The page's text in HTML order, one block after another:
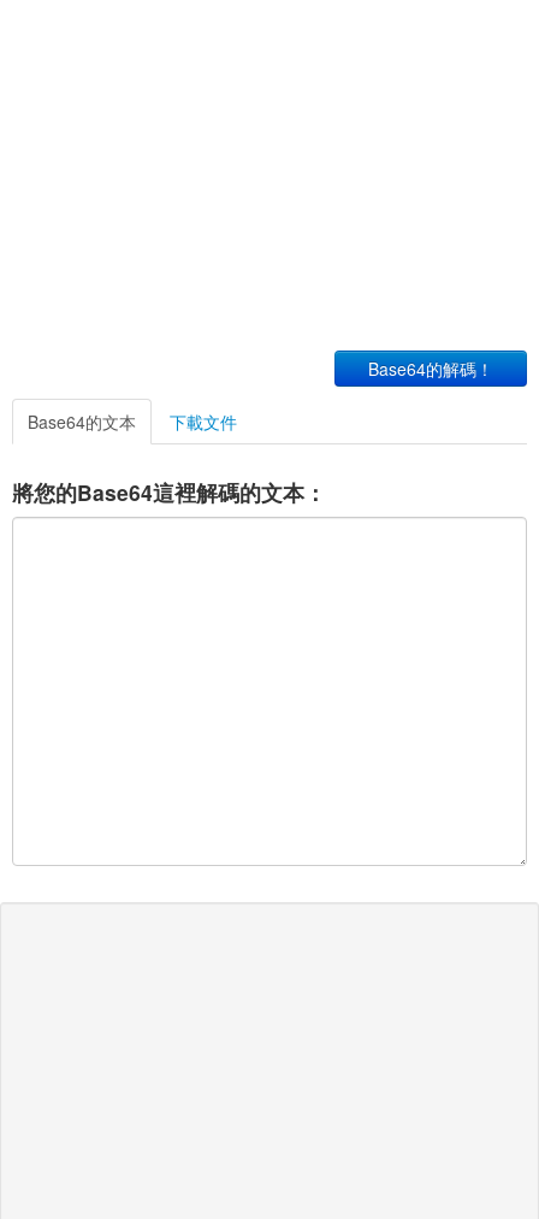
Base64的解碼！
Base64的文本 下載文件
將您的Base64這裡解碼的文本：